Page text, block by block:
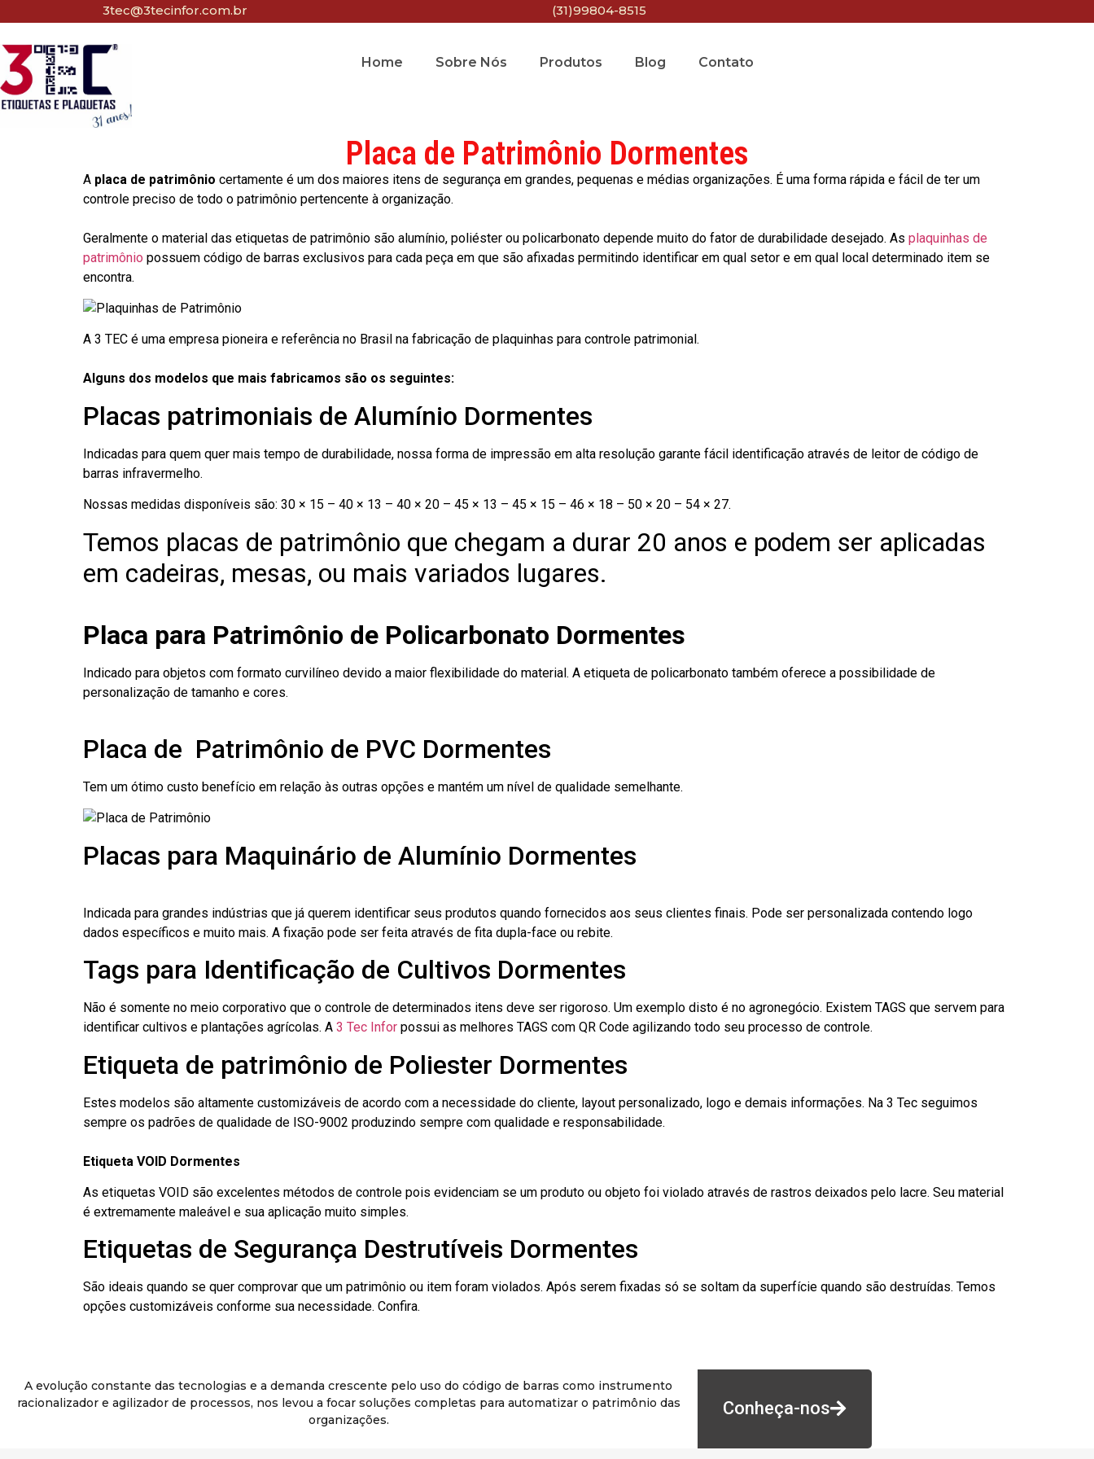
3tec@3tecinfor.com.br (31)99804-8515
Home Sobre Nós Produtos Blog Contato
Placa de Patrimônio Dormentes
A placa de patrimônio certamente é um dos maiores itens de segurança em grandes, pequenas e médias organizações. É uma forma rápida e fácil de ter um
controle preciso de todo o patrimônio pertencente à organização.
Geralmente o material das etiquetas de patrimônio são alumínio, poliéster ou policarbonato depende muito do fator de durabilidade desejado. As plaquinhas de
patrimônio possuem código de barras exclusivos para cada peça em que são afixadas permitindo identificar em qual setor e em qual local determinado item se
encontra.
A 3 TEC é uma empresa pioneira e referência no Brasil na fabricação de plaquinhas para controle patrimonial.
Alguns dos modelos que mais fabricamos são os seguintes:
Placas patrimoniais de Alumínio Dormentes
Indicadas para quem quer mais tempo de durabilidade, nossa forma de impressão em alta resolução garante fácil identificação através de leitor de código de
barras infravermelho.
Nossas medidas disponíveis são: 30 × 15 – 40 × 13 – 40 × 20 – 45 × 13 – 45 × 15 – 46 × 18 – 50 × 20 – 54 × 27.
Temos placas de patrimônio que chegam a durar 20 anos e podem ser aplicadas
em cadeiras, mesas, ou mais variados lugares.
Placa para Patrimônio de Policarbonato Dormentes
Indicado para objetos com formato curvilíneo devido a maior flexibilidade do material. A etiqueta de policarbonato também oferece a possibilidade de
personalização de tamanho e cores.
Placa de Patrimônio de PVC Dormentes
Tem um ótimo custo benefício em relação às outras opções e mantém um nível de qualidade semelhante.
Placas para Maquinário de Alumínio Dormentes
Indicada para grandes indústrias que já querem identificar seus produtos quando fornecidos aos seus clientes finais. Pode ser personalizada contendo logo
dados específicos e muito mais. A fixação pode ser feita através de fita dupla-face ou rebite.
Tags para Identificação de Cultivos Dormentes
Não é somente no meio corporativo que o controle de determinados itens deve ser rigoroso. Um exemplo disto é no agronegócio. Existem TAGS que servem para
identificar cultivos e plantações agrícolas. A 3 Tec Infor possui as melhores TAGS com QR Code agilizando todo seu processo de controle.
Etiqueta de patrimônio de Poliester Dormentes
Estes modelos são altamente customizáveis de acordo com a necessidade do cliente, layout personalizado, logo e demais informações. Na 3 Tec seguimos
sempre os padrões de qualidade de ISO-9002 produzindo sempre com qualidade e responsabilidade.
Etiqueta VOID Dormentes
As etiquetas VOID são excelentes métodos de controle pois evidenciam se um produto ou objeto foi violado através de rastros deixados pelo lacre. Seu material
é extremamente maleável e sua aplicação muito simples.
Etiquetas de Segurança Destrutíveis Dormentes
São ideais quando se quer comprovar que um patrimônio ou item foram violados. Após serem fixadas só se soltam da superfície quando são destruídas. Temos
opções customizáveis conforme sua necessidade. Confira.
A evolução constante das tecnologias e a demanda crescente pelo uso do código de barras como instrumento
racionalizador e agilizador de processos, nos levou a focar soluções completas para automatizar o patrimônio das
organizações.
Conheça-nos